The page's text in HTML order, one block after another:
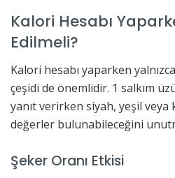
Kalori Hesabı
Edilmeli?
Kalori hesabı yaparken
çeşidi de önemlidir. 1 salkım
yanıt verirken siyah, yeşil veya
değerler bulunabileceğini
Şeker Oranı Etkisi